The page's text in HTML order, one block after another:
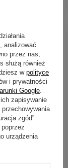
Mambo 4cm
| Ayu
analizować
przez nas,
służą również
w polityce
i prywatności
Google
zapisywanie
zgód”.
urządzenia